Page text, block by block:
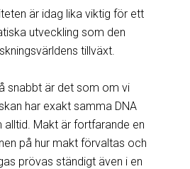
är idag lika viktig för ett
utveckling som den
tillväxt.
snabbt är det som om vi
har exakt samma DNA
Makt är fortfarande en
på hur makt förvaltas och
prövas ständigt även i en